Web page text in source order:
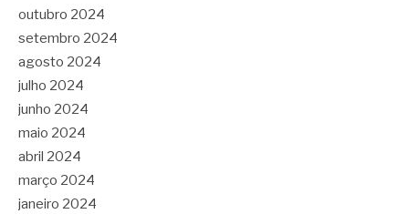
outubro 2024
setembro 2024
agosto 2024
julho 2024
junho 2024
maio 2024
abril 2024
março 2024
janeiro 2024